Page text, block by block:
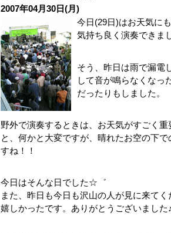
2007年04月30日(月)
今日(29日)はお天気に
気持ち良く演奏できま
そう、昨日は雨で漏電
して音が鳴らなくなっ
だったりもしました。
野外で演奏するときは、お天気がすごく重
と、何かと大変ですが、晴れたお空の下
すね！！
今日はそんな日でした☆゛
また、昨日も今日も沢山の人が見に来て
嬉しかったです。ありがとうございました